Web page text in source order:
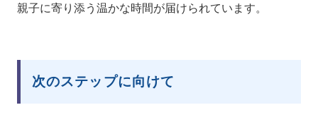
親子に寄り添う温かな時間が届けられています。
次のステップに向けて